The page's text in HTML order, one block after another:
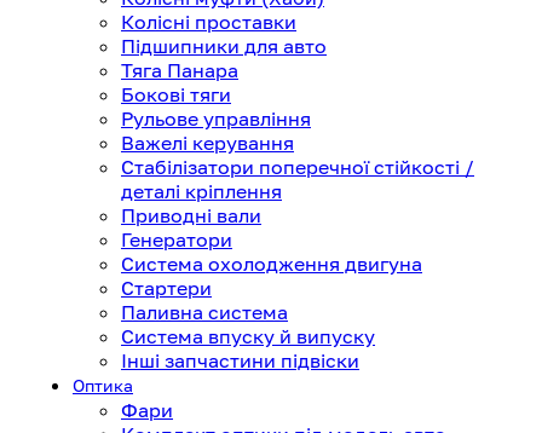
Колісні проставки
Підшипники для авто
Тяга Панара
Бокові тяги
Рульове управління
Важелі керування
Стабілізатори поперечної стійкості /
деталі кріплення
Приводні вали
Генератори
Система охолодження двигуна
Стартери
Паливна система
Система впуску й випуску
Інші запчастини підвіски
Оптика
Фари